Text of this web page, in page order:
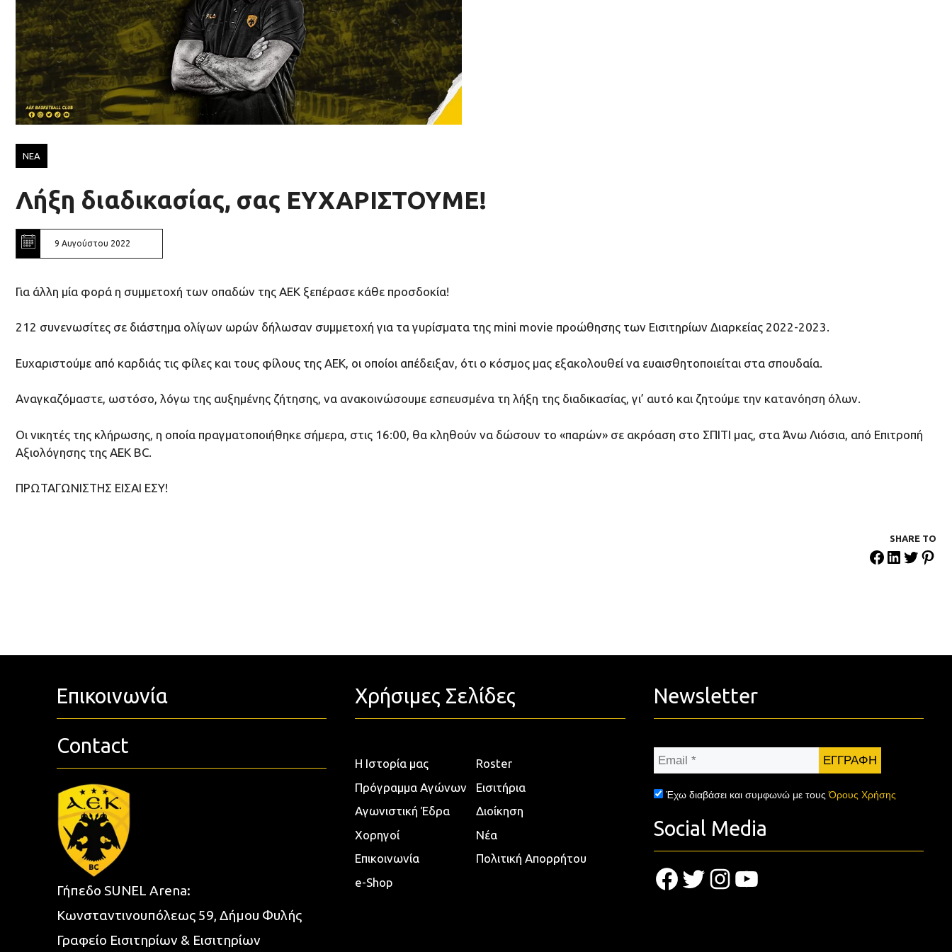
ΝΕΑ
Λήξη διαδικασίας, σας ΕΥΧΑΡΙΣΤΟΥΜΕ!
9 Αυγούστου 2022
Για άλλη μία φορά η συμμετοχή των οπαδών της ΑΕΚ ξεπέρασε κάθε προσδοκία!
212 συνενωσίτες σε διάστημα ολίγων ωρών δήλωσαν συμμετοχή για τα γυρίσματα της mini movie προώθησης των Εισιτηρίων Διαρκείας 2022-2023.
Ευχαριστούμε από καρδιάς τις φίλες και τους φίλους της ΑΕΚ, οι οποίοι απέδειξαν, ότι ο κόσμος μας εξακολουθεί να ευαισθητοποιείται στα σπουδαία.
Αναγκαζόμαστε, ωστόσο, λόγω της αυξημένης ζήτησης, να ανακοινώσουμε εσπευσμένα τη λήξη της διαδικασίας, γι’ αυτό και ζητούμε την κατανόηση όλων.
Οι νικητές της κλήρωσης, η οποία πραγματοποιήθηκε σήμερα, στις 16:00, θα κληθούν να δώσουν το «παρών» σε ακρόαση στο ΣΠΙΤΙ μας, στα Άνω Λιόσια, από Επιτροπή
Αξιολόγησης της ΑΕΚ BC.
ΠΡΩΤΑΓΩΝΙΣΤΗΣ ΕΙΣΑΙ ΕΣΥ!
SHARE ΤΟ
Επικοινωνία
Contact
Γήπεδο SUNEL Arena:
Κωνσταντινουπόλεως 59, Δήμου Φυλής
Γραφείο Εισιτηρίων & Εισιτηρίων
Χρήσιμες Σελίδες
Η Ιστορία μας
Roster
Πρόγραμμα Αγώνων
Εισιτήρια
Αγωνιστική Έδρα
Διοίκηση
Χορηγοί
Νέα
Επικοινωνία
Πολιτική Απορρήτου
e-Shop
Newsletter
Email
Έχω διαβάσει και συμφωνώ με τουςΌρους Χρήσης
Social Media
Facebook
TwitterInstagram
YouTube